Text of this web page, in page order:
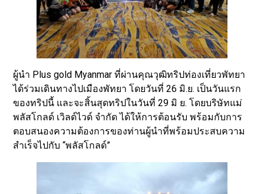
ผู้นำ Plus gold Myanmar ที่ผ่านคุณวุฒิทริปท่องเที่ยวพัทยา
ได้ร่วมเดินทางไปเมืองพัทยา โดยวันที่ 26 มิ.ย. เป็นวันแรก
ของทริปนี้ และจะสิ้นสุดทริปในวันที่ 29 มิ ย. โดยบริษัทแม่
พลัสโกลด์ เวิลด์ไวด์ จำกัด ได้ให้การต้อนรับ พร้อมกับการ
ตอบสนองความต้องการของท่านผู้นำที่พร้อมประสบความ
สำเร็จไปกับ “พลัสโกลด์”